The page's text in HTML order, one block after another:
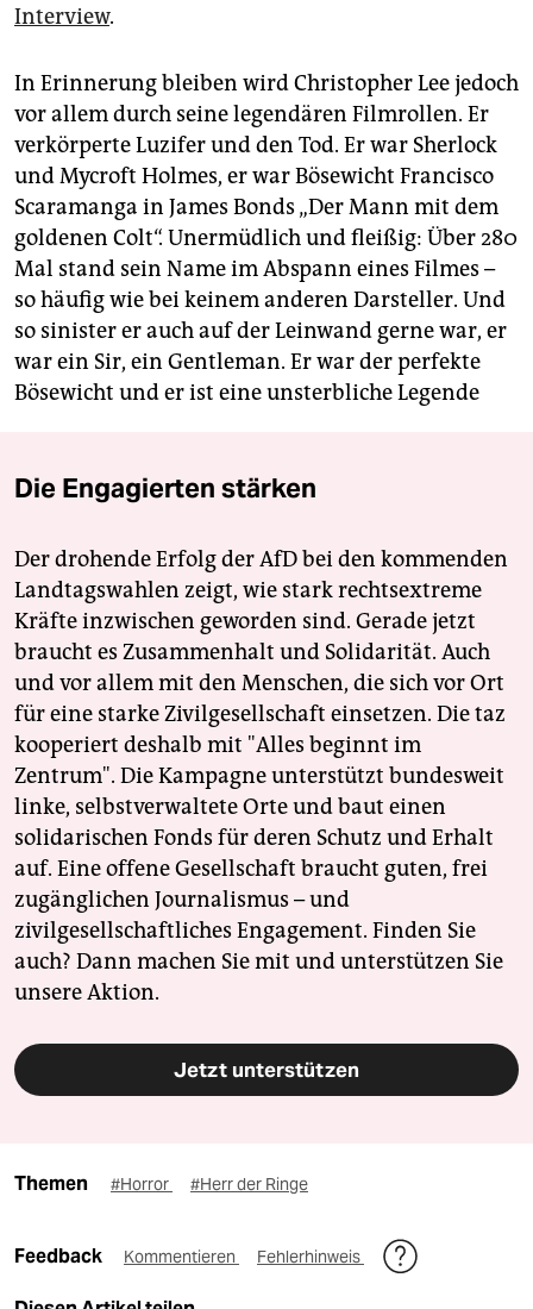
Interview.
In Erinnerung bleiben wird Christopher Lee jedoch
vor allem durch seine legendären Filmrollen. Er
verkörperte Luzifer und den Tod. Er war Sherlock
und Mycroft Holmes, er war Bösewicht Francisco
Scaramanga in James Bonds „Der Mann mit dem
goldenen Colt“. Unermüdlich und fleißig: Über 280
Mal stand sein Name im Abspann eines Filmes –
so häufig wie bei keinem anderen Darsteller. Und
so sinister er auch auf der Leinwand gerne war, er
war ein Sir, ein Gentleman. Er war der perfekte
Bösewicht und er ist eine unsterbliche Legende
Die Engagierten stärken
Der drohende Erfolg der AfD bei den kommenden
Landtagswahlen zeigt, wie stark rechtsextreme
Kräfte inzwischen geworden sind. Gerade jetzt
braucht es Zusammenhalt und Solidarität. Auch
und vor allem mit den Menschen, die sich vor Ort
für eine starke Zivilgesellschaft einsetzen. Die taz
kooperiert deshalb mit "Alles beginnt im
Zentrum". Die Kampagne unterstützt bundesweit
linke, selbstverwaltete Orte und baut einen
solidarischen Fonds für deren Schutz und Erhalt
auf. Eine offene Gesellschaft braucht guten, frei
zugänglichen Journalismus – und
zivilgesellschaftliches Engagement. Finden Sie
auch? Dann machen Sie mit und unterstützen Sie
unsere Aktion.
Jetzt unterstützen
Themen #Horror #Herr der Ringe
Feedback Kommentieren Fehlerhinweis